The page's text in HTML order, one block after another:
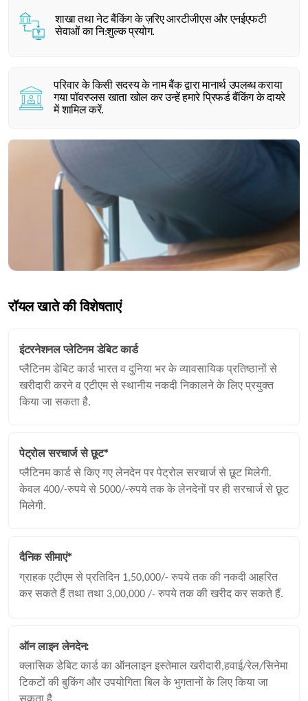
शाखा तथा नेट बैंकिंग के ज़रिए आरटीजीएस और एनईएफटी
सेवाओं का नि:शुल्क प्रयोग.
परिवार के किसी सदस्य के नाम बैंक द्वारा मानार्थ उपलब्ध कराया
गया पॉवरप्लस खाता खोल कर उन्हें हमारे प्रिफर्ड बैंकिंग के दायरे
में शामिल करें.
रॉयल खाते की विशेषताएं
इंटरनेशनल प्लेटिनम डेबिट कार्ड
प्लैटिनम डेबिट कार्ड भारत व दुनिया भर के व्यावसायिक प्रतिष्ठानों से
खरीदारी करने व एटीएम से स्थानीय नकदी निकालने के लिए प्रयुक्त
किया जा सकता है.
पेट्रोल सरचार्ज से छूट*
प्लैटिनम कार्ड से किए गए लेनदेन पर पेट्रोल सरचार्ज से छूट मिलेगी.
केवल 400/-रुपये से 5000/-रुपये तक के लेनदेनों पर ही सरचार्ज से छूट
मिलेगी.
दैनिक सीमाएं*
ग्राहक एटीएम से प्रतिदिन 1,50,000/- रुपये तक की नकदी आहरित
कर सकते हैं तथा तथा 3,00,000 /- रुपये तक की खरीद कर सकते हैं.
ऑन लाइन लेनदेन:
क्लासिक डेबिट कार्ड का ऑनलाइन इस्तेमाल खरीदारी,हवाई/रेल/सिनेमा
टिकटों की बुकिंग और उपयोगिता बिल के भुगतानों के लिए किया जा